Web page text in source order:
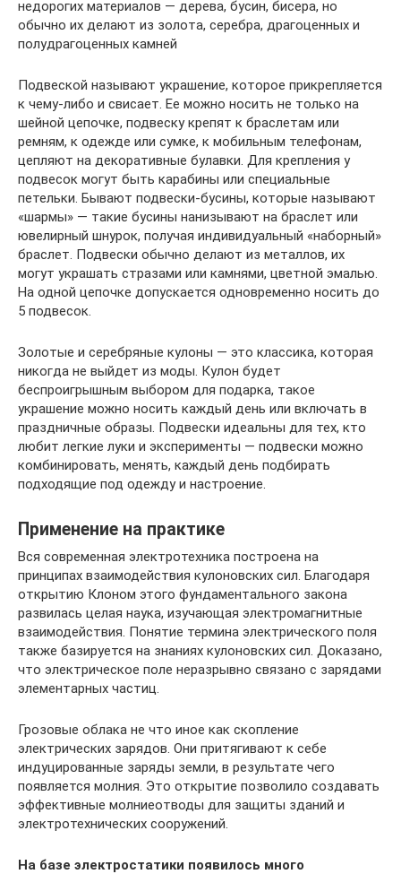
недорогих материалов — дерева, бусин, бисера, но
обычно их делают из золота, серебра, драгоценных и
полудрагоценных камней
Подвеской называют украшение, которое прикрепляется
к чему-либо и свисает. Ее можно носить не только на
шейной цепочке, подвеску крепят к браслетам или
ремням, к одежде или сумке, к мобильным телефонам,
цепляют на декоративные булавки. Для крепления у
подвесок могут быть карабины или специальные
петельки. Бывают подвески-бусины, которые называют
«шармы» — такие бусины нанизывают на браслет или
ювелирный шнурок, получая индивидуальный «наборный»
браслет. Подвески обычно делают из металлов, их
могут украшать стразами или камнями, цветной эмалью.
На одной цепочке допускается одновременно носить до
5 подвесок.
Золотые и серебряные кулоны — это классика, которая
никогда не выйдет из моды. Кулон будет
беспроигрышным выбором для подарка, такое
украшение можно носить каждый день или включать в
праздничные образы. Подвески идеальны для тех, кто
любит легкие луки и эксперименты — подвески можно
комбинировать, менять, каждый день подбирать
подходящие под одежду и настроение.
Применение на практике
Вся современная электротехника построена на
принципах взаимодействия кулоновских сил. Благодаря
открытию Клоном этого фундаментального закона
развилась целая наука, изучающая электромагнитные
взаимодействия. Понятие термина электрического поля
также базируется на знаниях кулоновских сил. Доказано,
что электрическое поле неразрывно связано с зарядами
элементарных частиц.
Грозовые облака не что иное как скопление
электрических зарядов. Они притягивают к себе
индуцированные заряды земли, в результате чего
появляется молния. Это открытие позволило создавать
эффективные молниеотводы для защиты зданий и
электротехнических сооружений.
На базе электростатики появилось много